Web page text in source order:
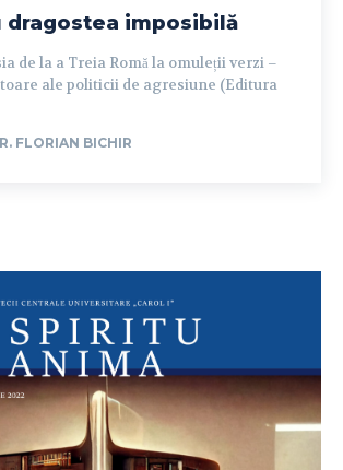
dragostea imposibilă
de la a Treia Romă la omuleții verzi –
ale politicii de agresiune (Editura
FLORIAN BICHIR